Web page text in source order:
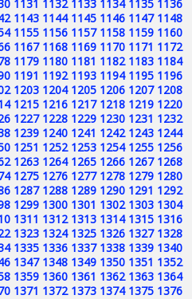
1131 1132 1133 1134 1135 1136
1143 1144 1145 1146 1147 1148
1155 1156 1157 1158 1159 1160
1167 1168 1169 1170 1171 1172
1179 1180 1181 1182 1183 1184
1191 1192 1193 1194 1195 1196
1203 1204 1205 1206 1207 1208
1215 1216 1217 1218 1219 1220
1227 1228 1229 1230 1231 1232
1239 1240 1241 1242 1243 1244
1251 1252 1253 1254 1255 1256
1263 1264 1265 1266 1267 1268
1275 1276 1277 1278 1279 1280
1287 1288 1289 1290 1291 1292
1299 1300 1301 1302 1303 1304
1311 1312 1313 1314 1315 1316
1323 1324 1325 1326 1327 1328
1335 1336 1337 1338 1339 1340
1347 1348 1349 1350 1351 1352
1359 1360 1361 1362 1363 1364
1371 1372 1373 1374 1375 1376